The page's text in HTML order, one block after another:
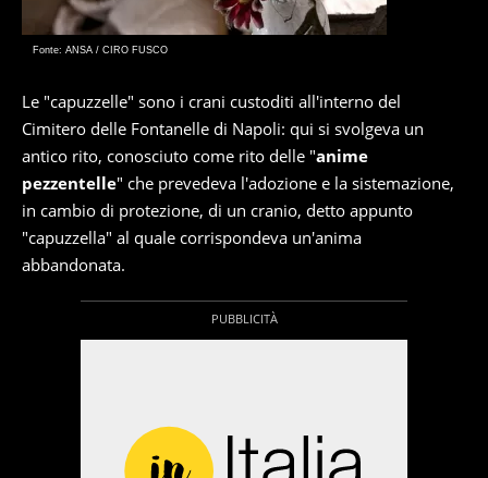
Fonte: ANSA / CIRO FUSCO
Le "capuzzelle" sono i crani custoditi all'interno del
Cimitero delle Fontanelle di Napoli: qui si svolgeva un
antico rito, conosciuto come rito delle "anime
pezzentelle" che prevedeva l'adozione e la sistemazione,
in cambio di protezione, di un cranio, detto appunto
"capuzzella" al quale corrispondeva un'anima
abbandonata.